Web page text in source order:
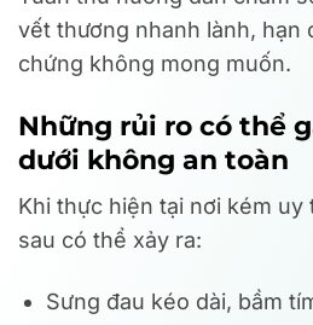
vết thương nhanh lành, hạn
chứng không mong muốn.
Những rủi ro có thể
dưới không an toàn
Khi thực hiện tại nơi kém uy
sau có thể xảy ra:
Sưng đau kéo dài, bầm